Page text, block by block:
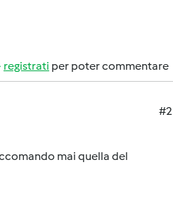
registrati per poter commentare
#2
mai quella del